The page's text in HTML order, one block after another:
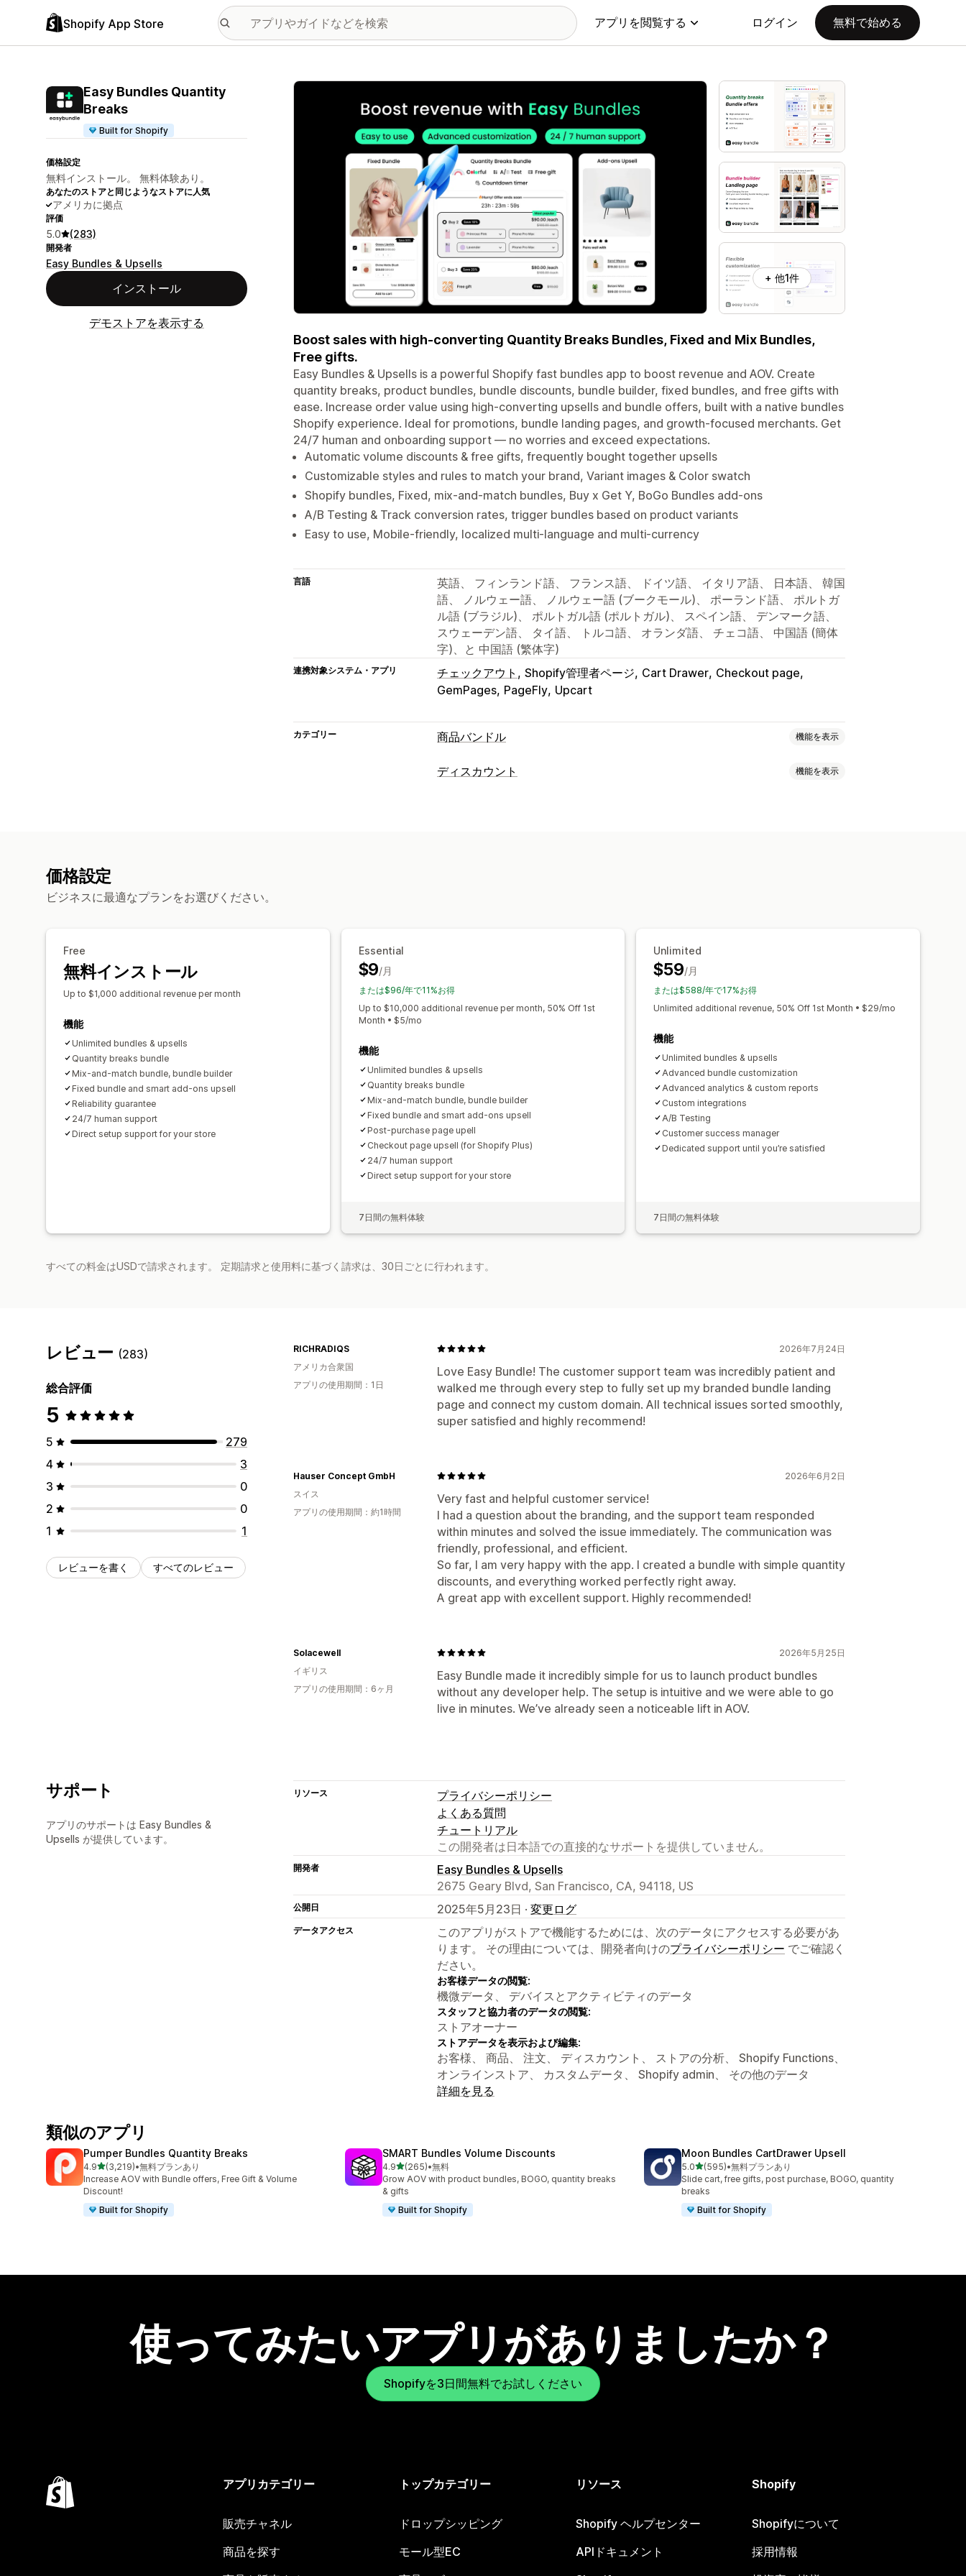
Shopify App Store アプリを閲覧する ログイン 無料で始める
Easy Bundles Quantity
Breaks
Built for Shopify
価格設定
無料インストール。 無料体験あり。
あなたのストアと同じようなストアに人気
アメリカに拠点
評価
5.0 (283)
開発者
Easy Bundles & Upsells
インストール
デモストアを表示する
特集の画像ギャラリー
+ 他1件
Boost sales with high-converting Quantity Breaks Bundles, Fixed and Mix Bundles,
Free gifts.
Easy Bundles & Upsells is a powerful Shopify fast bundles app to boost revenue and AOV. Create
quantity breaks, product bundles, bundle discounts, bundle builder, fixed bundles, and free gifts with
ease. Increase order value using high-converting upsells and bundle offers, built with a native bundles
Shopify experience. Ideal for promotions, bundle landing pages, and growth-focused merchants. Get
24/7 human and onboarding support — no worries and exceed expectations.
Automatic volume discounts & free gifts, frequently bought together upsells
Customizable styles and rules to match your brand, Variant images & Color swatch
Shopify bundles, Fixed, mix-and-match bundles, Buy x Get Y, BoGo Bundles add-ons
A/B Testing & Track conversion rates, trigger bundles based on product variants
Easy to use, Mobile-friendly, localized multi-language and multi-currency
言語
英語、 フィンランド語、 フランス語、 ドイツ語、 イタリア語、 日本語、 韓国
語、 ノルウェー語、 ノルウェー語 (ブークモール)、 ポーランド語、 ポルトガ
ル語 (ブラジル)、 ポルトガル語 (ポルトガル)、 スペイン語、 デンマーク語、
スウェーデン語、 タイ語、 トルコ語、 オランダ語、 チェコ語、 中国語 (簡体
字)、と 中国語 (繁体字)
連携対象システム・アプリ チェックアウト Shopify管理者ページ Cart Drawer Checkout page
GemPages PageFly Upcart
カテゴリー 商品バンドル 機能を表示
バンドルタイプ
一律割引
割引率によるディスカウント
定期購入
ディスカウント 機能を表示
キャンペーン
オートメーション
A/Bテスト
価格設定
ビジネスに最適なプランをお選びください。
Free
無料インストール
Up to $1,000 additional revenue per month
機能
Unlimited bundles & upsells
Quantity breaks bundle
Mix-and-match bundle, bundle builder
Fixed bundle and smart add-ons upsell
Reliability guarantee
24/7 human support
Direct setup support for your store
Essential
$9/月
または$96/年で11%お得
Up to $10,000 additional revenue per month, 50% Off 1st
Month • $5/mo
機能
Unlimited bundles & upsells
Quantity breaks bundle
Mix-and-match bundle, bundle builder
Fixed bundle and smart add-ons upsell
Post-purchase page upell
Checkout page upsell (for Shopify Plus)
24/7 human support
Direct setup support for your store
7日間の無料体験
Unlimited
$59/月
または$588/年で17%お得
Unlimited additional revenue, 50% Off 1st Month • $29/mo
機能
Unlimited bundles & upsells
Advanced bundle customization
Advanced analytics & custom reports
Custom integrations
A/B Testing
Customer success manager
Dedicated support until you’re satisfied
7日間の無料体験
すべての料金はUSDで請求されます。 定期請求と使用料に基づく請求は、30日ごとに行われます。
レビュー (283)
総合評価
5
5
279
4
3
3
0
2
0
1
1
レビューを書く すべてのレビュー
2026年7月24日
Love Easy Bundle! The customer support team was incredibly patient and
walked me through every step to fully set up my branded bundle landing
page and connect my custom domain. All technical issues sorted smoothly,
super satisfied and highly recommend!
RICHRADIQS
アメリカ合衆国
アプリの使用期間：1日
2026年6月2日
Very fast and helpful customer service!
I had a question about the branding, and the support team responded
within minutes and solved the issue immediately. The communication was
friendly, professional, and efficient.
So far, I am very happy with the app. I created a bundle with simple quantity
discounts, and everything worked perfectly right away.
A great app with excellent support. Highly recommended!
Hauser Concept GmbH
スイス
アプリの使用期間：約1時間
2026年5月25日
Easy Bundle made it incredibly simple for us to launch product bundles
without any developer help. The setup is intuitive and we were able to go
live in minutes. We’ve already seen a noticeable lift in AOV.
Solacewell
イギリス
アプリの使用期間：6ヶ月
サポート
アプリのサポートは Easy Bundles &
Upsells が提供しています。
リソース
プライバシーポリシー
よくある質問
チュートリアル
この開発者は日本語での直接的なサポートを提供していません。
開発者
Easy Bundles & Upsells
2675 Geary Blvd, San Francisco, CA, 94118, US
公開日 2025年5月23日 · 変更ログ
データアクセス
このアプリがストアで機能するためには、次のデータにアクセスする必要があ
ります。 その理由については、開発者向けのプライバシーポリシー でご確認く
ださい。
お客様データの閲覧:
機微データ、 デバイスとアクティビティのデータ
スタッフと協力者のデータの閲覧:
ストアオーナー
ストアデータを表示および編集:
お客様、 商品、 注文、 ディスカウント、 ストアの分析、 Shopify Functions、
オンラインストア、 カスタムデータ、 Shopify admin、 その他のデータ
詳細を見る
類似のアプリ
Pumper Bundles Quantity Breaks
4.95つ星中
(3,219)
合計レビュー数：3219件
•無料プランあり
Increase AOV with Bundle offers, Free Gift & Volume
Discount!
Built for Shopify
SMART Bundles Volume Discounts
4.95つ星中
(265)
合計レビュー数：265件
•無料
Grow AOV with product bundles, BOGO, quantity breaks
& gifts
Built for Shopify
Moon Bundles CartDrawer Upsell
5.05つ星中
(595)
合計レビュー数：595件
•無料プランあり
Slide cart, free gifts, post purchase, BOGO, quantity
breaks
Built for Shopify
使ってみたいアプリがありましたか？
Shopifyを3日間無料でお試しください
アプリカテゴリー
販売チャネル
商品を探す
トップカテゴリー
ドロップシッピング
モール型EC
リソース
Shopify ヘルプセンター
APIドキュメント
Shopify
Shopifyについて
採用情報